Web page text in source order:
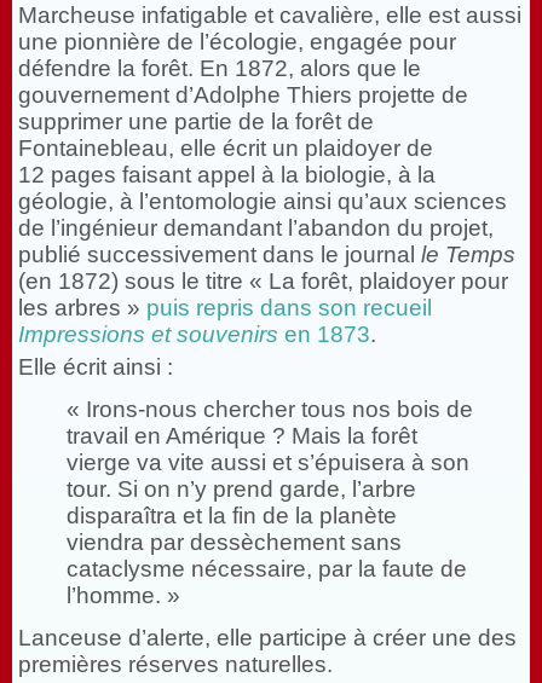
Marcheuse infatigable et cavalière, elle est aussi
une pionnière de l’écologie, engagée pour
défendre la forêt. En 1872, alors que le
gouvernement d’Adolphe Thiers projette de
supprimer une partie de la forêt de
Fontainebleau, elle écrit un plaidoyer de
12 pages faisant appel à la biologie, à la
géologie, à l’entomologie ainsi qu’aux sciences
de l’ingénieur demandant l’abandon du projet,
publié successivement dans le journal le Temps
(en 1872) sous le titre « La forêt, plaidoyer pour
les arbres » puis repris dans son recueil
Impressions et souvenirs en 1873.
Elle écrit ainsi :
« Irons-nous chercher tous nos bois de
travail en Amérique ? Mais la forêt
vierge va vite aussi et s’épuisera à son
tour. Si on n’y prend garde, l’arbre
disparaîtra et la fin de la planète
viendra par dessèchement sans
cataclysme nécessaire, par la faute de
l’homme. »
Lanceuse d’alerte, elle participe à créer une des
premières réserves naturelles.